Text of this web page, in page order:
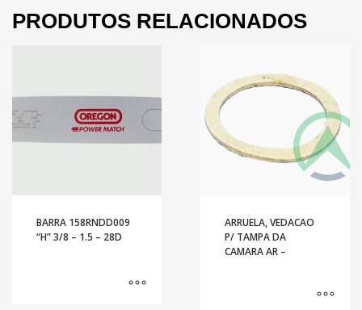
PRODUTOS RELACIONADOS
BARRA 158RNDD009
“H” 3/8 – 1.5 – 28D
ARRUELA, VEDACAO
P/ TAMPA DA
CAMARA AR –